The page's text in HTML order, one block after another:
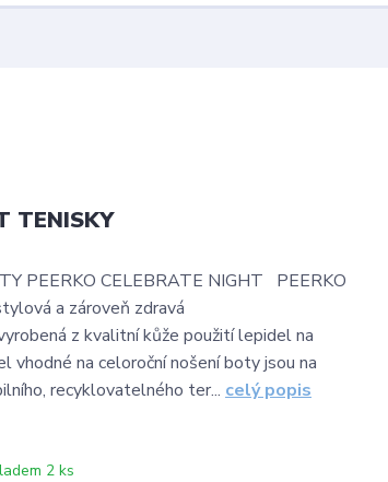
TENISKY
PEERKO CELEBRATE NIGHT PEERKO
a zároveň zdravá
z kvalitní kůže použití lepidel na
vhodné na celoroční nošení boty jsou na
recyklovatelného ter... celý popis
2 ks